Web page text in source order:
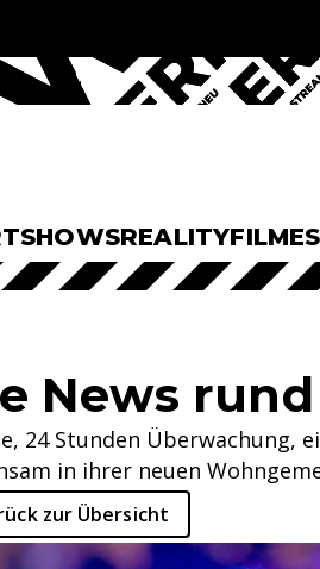
SHOWSREALITYFILME
News
24 Stunden Überwachung,
in ihrer neuen
zur Übersicht